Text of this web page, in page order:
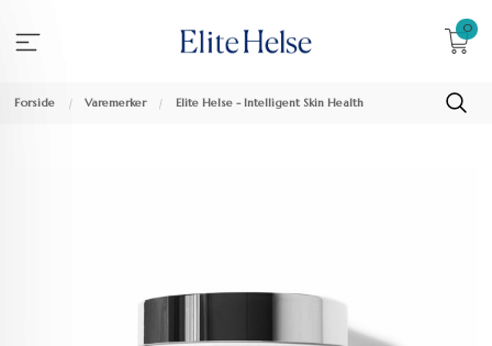
innholdet
0
Forside Varemerker Elite Helse - Intelligent Skin Health